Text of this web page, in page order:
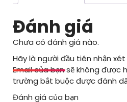
Đánh giá
Chưa có đánh giá nào.
Hãy là người đầu tiên nhận
Email của bạn sẽ không được
trường bắt buộc được đánh
Đánh giá của bạn